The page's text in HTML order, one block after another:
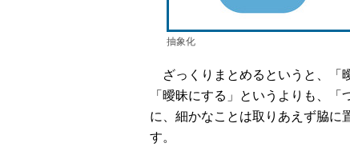
抽象化
ざっくりまとめるというと、「
「曖昧にする」というよりも、
に、細かなことは取りあえず脇に
す。